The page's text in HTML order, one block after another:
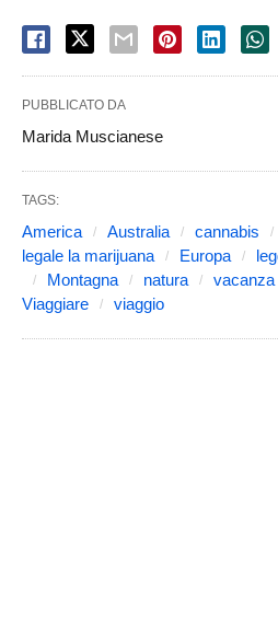
PUBBLICATO DA
Marida Muscianese
TAGS:
America Australia cannabis
legale la marijuana
Europa
Montagna
natura vacanza
Viaggiare
viaggio